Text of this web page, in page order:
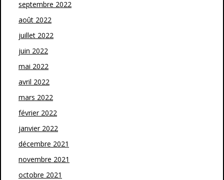
septembre 2022
août 2022
juillet 2022
juin 2022
mai 2022
avril 2022
mars 2022
février 2022
janvier 2022
décembre 2021
novembre 2021
octobre 2021